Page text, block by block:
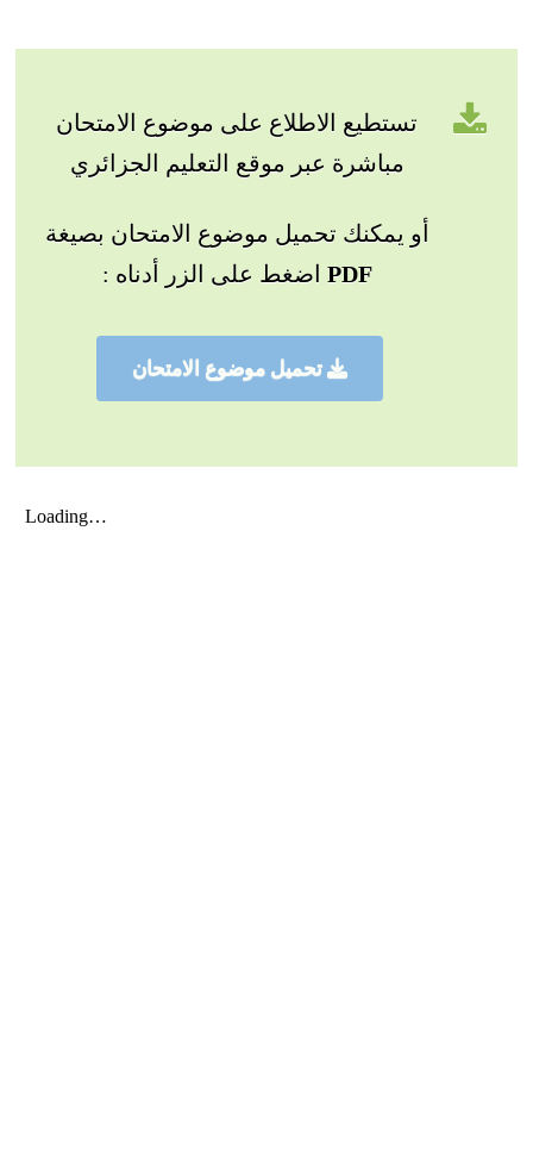
تستطيع الاطلاع على موضوع الامتحان
مباشرة عبر موقع التعليم الجزائري
أو يمكنك تحميل موضوع الامتحان بصيغة
PDF اضغط على الزر أدناه :
تحميل موضوع الامتحان